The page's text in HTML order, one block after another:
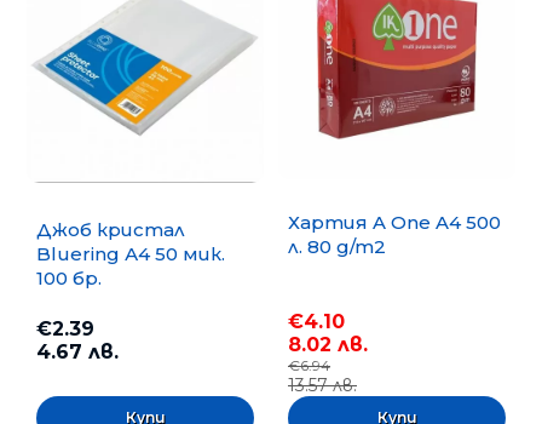
Джоб кристал
Bluering А4 50 мик.
100 бр.
€2.39
4.67 лв.
Хартия A One A4 500
л. 80 g/m2
€4.10
8.02 лв.
€6.94
13.57 лв.